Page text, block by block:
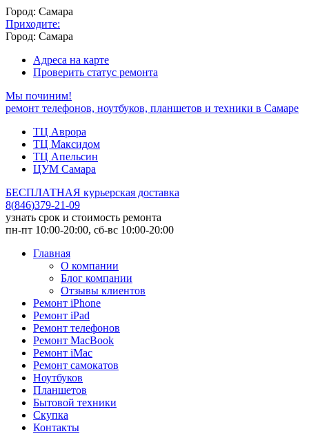
Город: Самара
Приходите:
Город: Самара
Адреса на карте
Проверить статус ремонта
Мы починим!
ремонт телефонов, ноутбуков, планшетов и техники в Самаре
ТЦ Аврора
ТЦ Максидом
ТЦ Апельсин
ЦУМ Самара
БЕСПЛАТНАЯ курьерская доставка
8(846)379-21-09
узнать срок и стоимость ремонта
пн-пт 10:00-20:00, сб-вс 10:00-20:00
Главная
О компании
Блог компании
Отзывы клиентов
Ремонт iPhone
Ремонт iPad
Ремонт телефонов
Ремонт MacBook
Ремонт iMac
Ремонт самокатов
Ноутбуков
Планшетов
Бытовой техники
Скупка
Контакты